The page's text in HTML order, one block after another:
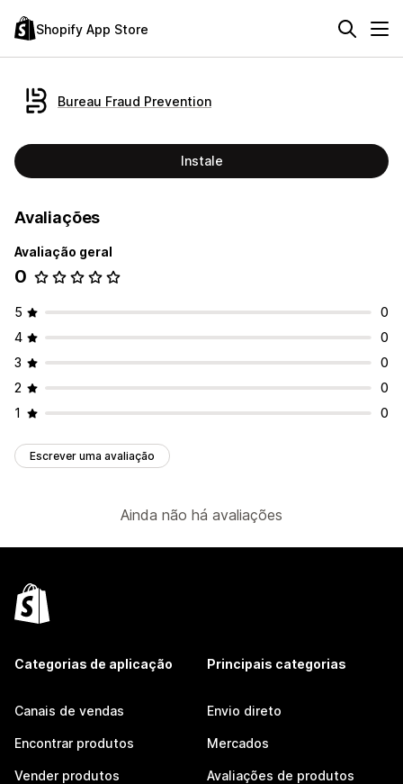
Shopify App Store
Bureau Fraud Prevention
Instale
Avaliações
Avaliação geral
0
5
0
4
0
3
0
2
0
1
0
Escrever uma avaliação
Ainda não há avaliações
Categorias de aplicação
Canais de vendas
Encontrar produtos
Vender produtos
Principais categorias
Envio direto
Mercados
Avaliações de produtos